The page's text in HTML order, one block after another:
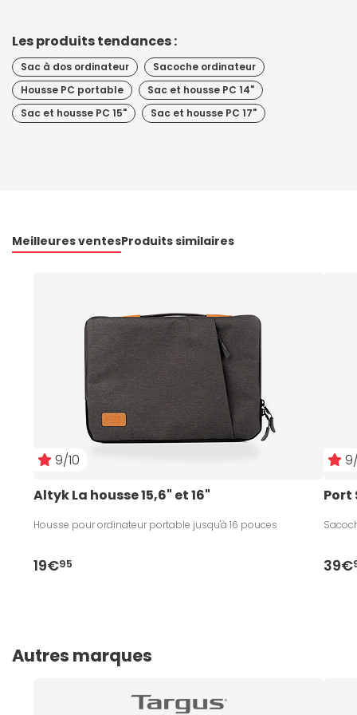
Les produits tendances :
Sac à dos ordinateur
Sacoche ordinateur
Housse PC portable
Sac et housse PC 14"
Sac et housse PC 15"
Sac et housse PC 17"
Meilleures ventesProduits similaires
9/10
Altyk La housse 15,6" et 16"
Housse pour ordinateur portable jusqu'à 16 pouces
19€95
Port
39€
Autres marques